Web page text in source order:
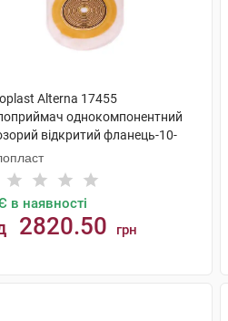
Alterna 17455
однокомпонентний
відкритий фланець-10-
30 шт
в наявності
2820.50 грн